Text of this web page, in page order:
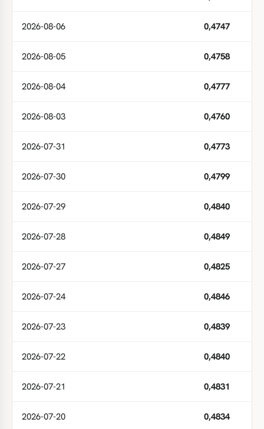
2026-08-06 0,4747
2026-08-05 0,4758
2026-08-04 0,4777
2026-08-03 0,4760
2026-07-31 0,4773
2026-07-30 0,4799
2026-07-29 0,4840
2026-07-28 0,4849
2026-07-27 0,4825
2026-07-24 0,4846
2026-07-23 0,4839
2026-07-22 0,4840
2026-07-21 0,4831
2026-07-20 0,4834